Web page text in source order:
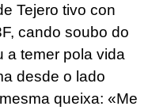
Tejero tivo con
cando soubo do
a temer pola vida
desde o lado
queixa: «Me